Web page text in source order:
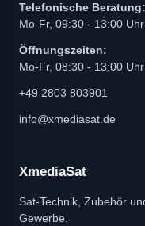
Telefonische Beratung:
Mo-Fr, 09:30 - 13:00 Uhr
Öffnungszeiten:
Mo-Fr, 08:30 - 13:00 Uhr
+49 2803 803901
info@xmediasat.de
XmediaSat
Sat-Technik, Zubehör
Gewerbe.